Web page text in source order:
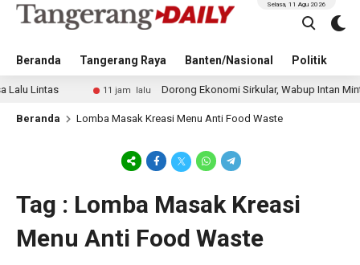
Beranda Tangerang Raya Banten/Nasional Politik
Selasa, 11 Agu 2026
Lintas 11 jam lalu Dorong Ekonomi Sirkular, Wabup Intan Minta
Beranda Lomba Masak Kreasi Menu Anti Food Waste
Tag : Lomba Masak Kreasi
Menu Anti Food Waste